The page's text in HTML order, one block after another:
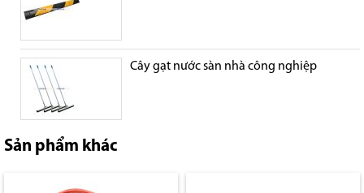
Cây gạt nước sàn nhà công nghiệp
Sản phẩm khác